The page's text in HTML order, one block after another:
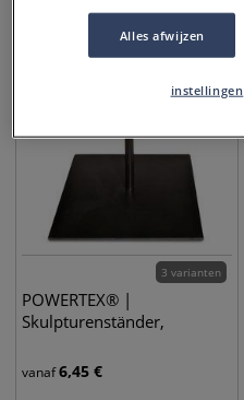
3 varianten
POWERTEX® |
Skulpturenständer,
vanaf6,45 €
Alles afwijzen
instellingen